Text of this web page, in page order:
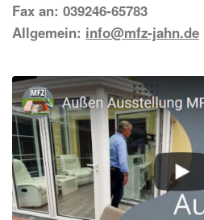
Fax an: 039246-65783
Allgemein: info@mfz-jahn.de